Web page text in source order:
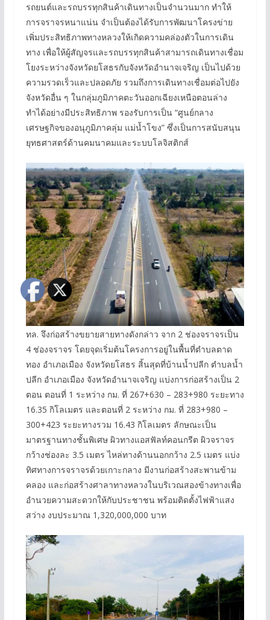
รถยนต์และรถบรรทุกสินค้าเดินทางเป็นจำนวนมาก ทำให้
การจราจรหนาแน่น จำเป็นต้องได้รับการพัฒนาโครงข่าย
เพิ่มประสิทธิภาพทางหลวงให้เกิดความคล่องตัวในการเดิน
ทาง เพื่อให้ผู้สัญจรและรถบรรทุกสินค้าสามารถเดินทางเชื่อม
โยงระหว่างจังหวัดยโสธรกับจังหวัดอำนาจเจริญ เป็นไปด้วย
ความรวดเร็วและปลอดภัย รวมถึงการเดินทางเชื่อมต่อไปยัง
จังหวัดอื่น ๆ ในกลุ่มภูมิภาคตะวันออกเฉียงเหนือตอนล่าง
ทำได้อย่างมีประสิทธิภาพ รองรับการเป็น “ศูนย์กลาง
เศรษฐกิจของอนุภูมิภาคลุ่ม แม่น้ำโขง” ซึ่งเป็นการสนับสนุน
ยุทธศาสตร์ด้านคมนาคมและระบบโลจิสติกส์
ทล. จึงก่อสร้างขยายสายทางดังกล่าว จาก 2 ช่องจราจรเป็น
4 ช่องจราจร โดยจุดเริ่มต้นโครงการอยู่ในพื้นที่ตำบลตาด
ทอง อำเภอเมือง จังหวัดยโสธร สิ้นสุดที่บ้านน้ำปลีก ตำบลน้ำ
ปลีก อำเภอเมือง จังหวัดอำนาจเจริญ แบ่งการก่อสร้างเป็น 2
ตอน ตอนที่ 1 ระหว่าง กม. ที่ 267+630 – 283+980 ระยะทาง
16.35 กิโลเมตร และตอนที่ 2 ระหว่าง กม. ที่ 283+980 –
300+423 ระยะทางรวม 16.43 กิโลเมตร ลักษณะเป็น
มาตรฐานทางชั้นพิเศษ ผิวทางแอสฟัลท์คอนกรีต ผิวจราจร
กว้างช่องละ 3.5 เมตร ไหล่ทางด้านนอกกว้าง 2.5 เมตร แบ่ง
ทิศทางการจราจรด้วยเกาะกลาง มีงานก่อสร้างสะพานข้าม
คลอง และก่อสร้างศาลาทางหลวงในบริเวณสองข้างทางเพื่อ
อำนวยความสะดวกให้กับประชาชน พร้อมติดตั้งไฟฟ้าแสง
สว่าง งบประมาณ 1,320,000,000 บาท